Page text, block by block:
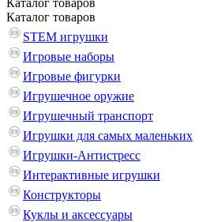
Каталог товаров
Каталог товаров
STEM игрушки
Игровые наборы
Игровые фигурки
Игрушечное оружие
Игрушечный транспорт
Игрушки для самых маленьких
Игрушки-Антистресс
Интерактивные игрушки
Конструкторы
Куклы и аксессуары